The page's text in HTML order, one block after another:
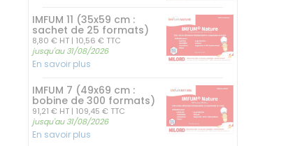
IMFUM 11 (35x59 cm :
sachet de 25 formats)
8,80 € HT | 10,56 € TTC
jusqu'au 31/08/2026
En savoir plus
IMFUM 7 (49x69 cm :
bobine de 300 formats)
91,21 € HT | 109,45 € TTC
jusqu'au 31/08/2026
En savoir plus